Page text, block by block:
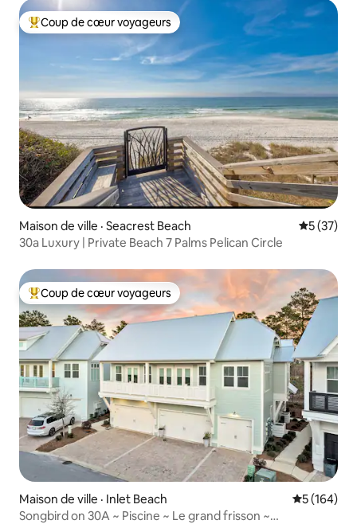
Coup de cœur voyageurs parmi les plus aimés
Coup de cœur voyageurs
Maison de ville · Seacrest Beach Note
5 (37)
30a Luxury | Private Beach 7 Palms Pelican Circle
Coup de cœur voyageurs parmi les plus aimés
Coup de cœur voyageurs
Maison de ville · Inlet Beach Note
5 (164)
Songbird on 30A ~ Piscine ~ Le grand frisson ~